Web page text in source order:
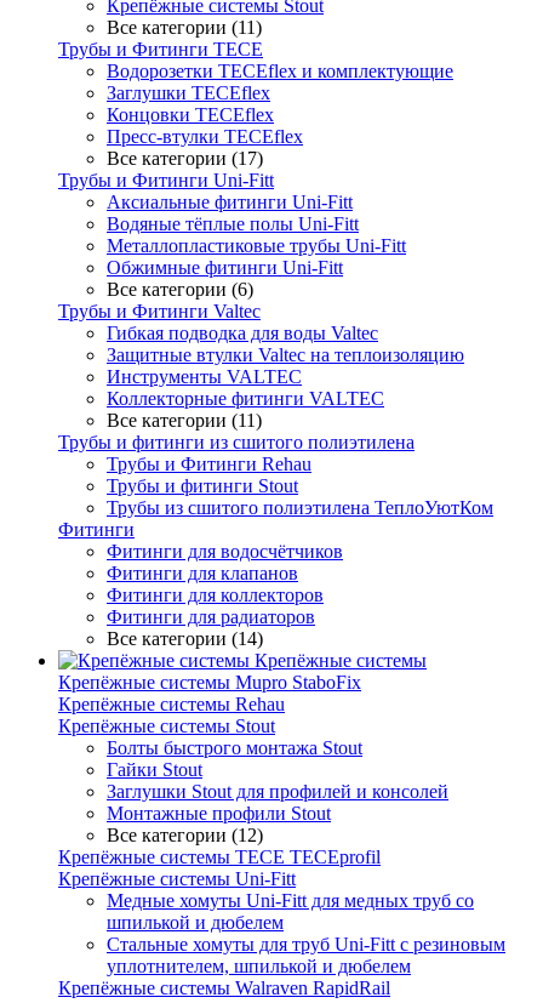
Крепёжные системы Stout
Все категории (11)
Трубы и Фитинги TECE
Водорозетки TECEflex и комплектующие
Заглушки TECEflex
Концовки TECEflex
Пресс-втулки TECEflex
Все категории (17)
Трубы и Фитинги Uni-Fitt
Аксиальные фитинги Uni-Fitt
Водяные тёплые полы Uni-Fitt
Металлопластиковые трубы Uni-Fitt
Обжимные фитинги Uni-Fitt
Все категории (6)
Трубы и Фитинги Valtec
Гибкая подводка для воды Valtec
Защитные втулки Valtec на теплоизоляцию
Инструменты VALTEC
Коллекторные фитинги VALTEC
Все категории (11)
Трубы и фитинги из сшитого полиэтилена
Трубы и Фитинги Rehau
Трубы и фитинги Stout
Трубы из сшитого полиэтилена ТеплоУютКом
Фитинги
Фитинги для водосчётчиков
Фитинги для клапанов
Фитинги для коллекторов
Фитинги для радиаторов
Все категории (14)
Крепёжные системы
Крепёжные системы Mupro StaboFix
Крепёжные системы Rehau
Крепёжные системы Stout
Болты быстрого монтажа Stout
Гайки Stout
Заглушки Stout для профилей и консолей
Монтажные профили Stout
Все категории (12)
Крепёжные системы TECE TECEprofil
Крепёжные системы Uni-Fitt
Медные хомуты Uni-Fitt для медных труб со
шпилькой и дюбелем
Стальные хомуты для труб Uni-Fitt с резиновым
уплотнителем, шпилькой и дюбелем
Крепёжные системы Walraven RapidRail